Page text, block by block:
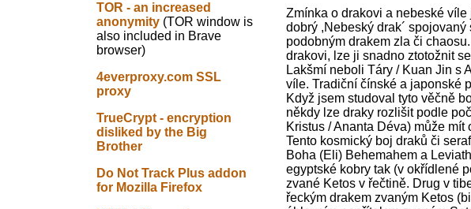
TOR - an increased
anonymity (TOR window is
also included in Brave
browser)
4everproxy.com SSL
proxy
TrueCrypt - encryption
disliked by the Big
Brother
Do Not Track Plus addon
for Mozilla Firefox
Zmínka o drakovi a nebeské
dobrý ,Nebeský drak´
podobným drakem zla či
drakovi, lze ji snadno ztotožnit
Lakšmí neboli Táry / Kuan Jin s
víle. Tradiční čínské a japonské
Když jsem studoval tyto věčně
někdy lze draky rozlišit podle
Kristus / Ananta Déva) může
Tento kosmický boj draků či
Boha (Eli) Behemahem a
egyptské kobry tak (v okřídlené
zvané Ketos v řečtině. Drug v
řeckým drakem zvaným Ketos